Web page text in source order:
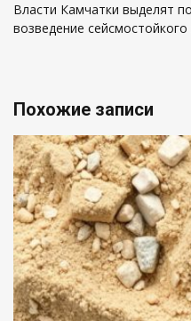
Власти Камчатки выделят
возведение
Похожие записи